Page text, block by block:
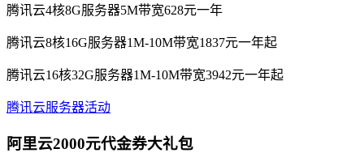
腾讯云4核8G服务器5M带宽628元一年
腾讯云8核16G服务器1M-10M带宽1837元一年起
腾讯云16核32G服务器1M-10M带宽3942元一年起
腾讯云服务器活动
阿里云2000元代金券大礼包